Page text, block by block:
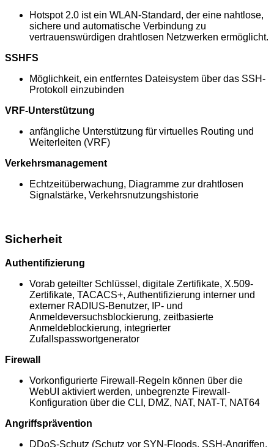
Hotspot 2.0 ist ein WLAN-Standard, der eine nahtlose,
sichere und automatische Verbindung zu
vertrauenswürdigen drahtlosen Netzwerken ermöglicht.
SSHFS
Möglichkeit, ein entferntes Dateisystem über das SSH-
Protokoll einzubinden
VRF-Unterstützung
anfängliche Unterstützung für virtuelles Routing und
Weiterleiten (VRF)
Verkehrsmanagement
Echtzeitüberwachung, Diagramme zur drahtlosen
Signalstärke, Verkehrsnutzungshistorie
Sicherheit
Authentifizierung
Vorab geteilter Schlüssel, digitale Zertifikate, X.509-
Zertifikate, TACACS+, Authentifizierung interner und
externer RADIUS-Benutzer, IP- und
Anmeldeversuchsblockierung, zeitbasierte
Anmeldeblockierung, integrierter
Zufallspasswortgenerator
Firewall
Vorkonfigurierte Firewall-Regeln können über die
WebUI aktiviert werden, unbegrenzte Firewall-
Konfiguration über die CLI, DMZ, NAT, NAT-T, NAT64
Angriffsprävention
DDoS-Schutz (Schutz vor SYN-Floods, SSH-Angriffen,